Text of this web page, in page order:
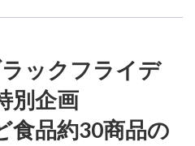
ックフライデ
別企画
食品約30商品の